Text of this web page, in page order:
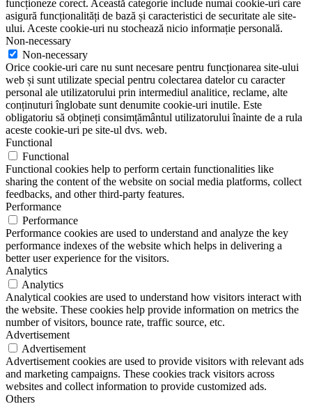
funcționeze corect. Această categorie include numai cookie-uri care
asigură funcționalități de bază și caracteristici de securitate ale site-
ului. Aceste cookie-uri nu stochează nicio informație personală.
Non-necessary
Non-necessary
Orice cookie-uri care nu sunt necesare pentru funcționarea site-ului
web și sunt utilizate special pentru colectarea datelor cu caracter
personal ale utilizatorului prin intermediul analitice, reclame, alte
conținuturi înglobate sunt denumite cookie-uri inutile. Este
obligatoriu să obțineți consimțământul utilizatorului înainte de a rula
aceste cookie-uri pe site-ul dvs. web.
Functional
Functional
Functional cookies help to perform certain functionalities like
sharing the content of the website on social media platforms, collect
feedbacks, and other third-party features.
Performance
Performance
Performance cookies are used to understand and analyze the key
performance indexes of the website which helps in delivering a
better user experience for the visitors.
Analytics
Analytics
Analytical cookies are used to understand how visitors interact with
the website. These cookies help provide information on metrics the
number of visitors, bounce rate, traffic source, etc.
Advertisement
Advertisement
Advertisement cookies are used to provide visitors with relevant ads
and marketing campaigns. These cookies track visitors across
websites and collect information to provide customized ads.
Others